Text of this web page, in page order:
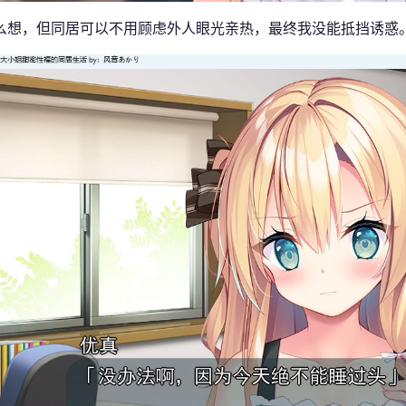
想，但同居可以不用顾虑外人眼光亲热，最终我没能抵挡诱惑